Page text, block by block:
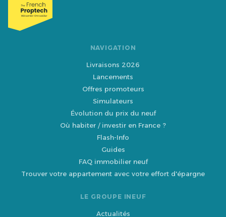
NAVIGATION
Livraisons 2026
Lancements
Offres promoteurs
Simulateurs
Évolution du prix du neuf
Où habiter / investir en France ?
Flash-Info
Guides
FAQ immobilier neuf
Trouver votre appartement avec votre effort d'épargne
LE GROUPE INEUF
Actualités